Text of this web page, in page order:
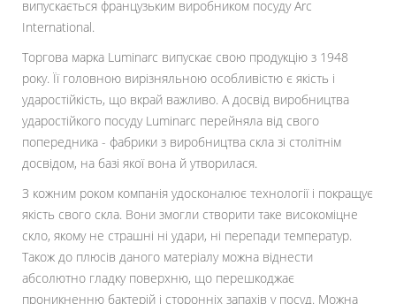
випускається французьким виробником посуду Arc
International.
Торгова марка Luminarc випускає свою продукцію з 1948
року. Її головною вирізняльною особливістю є якість і
ударостійкість, що вкрай важливо. А досвід виробництва
ударостійкого посуду Luminarc перейняла від свого
попередника - фабрики з виробництва скла зі столітнім
досвідом, на базі якої вона й утворилася.
З кожним роком компанія удосконалює технології і покращує
якість свого скла. Вони змогли створити таке високоміцне
скло, якому не страшні ні удари, ні перепади температур.
Також до плюсів даного матеріалу можна віднести
абсолютно гладку поверхню, що перешкоджає
проникненню бактерій і сторонніх запахів у посуд. Можна